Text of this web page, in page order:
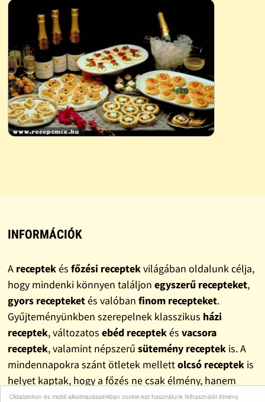
Oldalainkon és mobil alkalmazásainkban cookie-kat használunk felhasználói élmény
INFORMÁCIÓK
A receptekés főzési receptekvilágában oldalunk célja,
hogy mindenki könnyen találjon egyszerű recepteket,
gyors recepteketés valóban finom recepteket.
Gyűjteményünkben szerepelnek klasszikus házi
receptek, változatos ebéd receptekés vacsora
receptek, valamint népszerű sütemény receptekis. A
mindennapokra szánt ötletek mellettolcsó receptekis
helyet kaptak, hogy a főzés ne csak élmény, hanem
pénztárcabarát megoldás is legyen.